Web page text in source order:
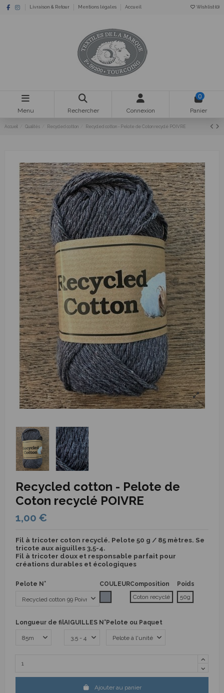
Livraison & Retour Mentions légales Accueil Wishlist (0)
Menu Rechercher Connexion
0
Panier
Accueil Qualités Recycled cotton Recycled cotton - Pelote de Coton recyclé POIVRE
Recycled cotton - Pelote de
Coton recyclé POIVRE
1,00 €
Fil à tricoter coton recyclé. Pelote 50 g / 85 mètres. Se
tricote aux aiguilles 3,5-4.
Fil à tricoter doux et responsable parfait pour
créations durables et écologiques
Pelote N°
COULEURComposition
Coton recyclé
Poids
50g
Longueur de filAIGUILLES N°Pelote ou Paquet
Ajouter au panier